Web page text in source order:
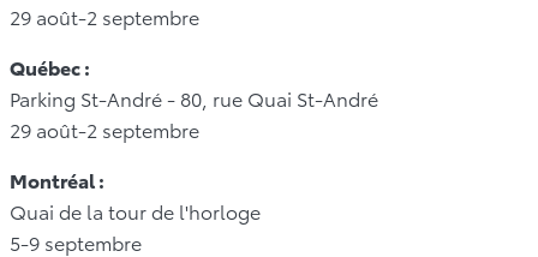
29 août-2 septembre
Québec :
Parking St-André - 80, rue Quai St-André
29 août-2 septembre
Montréal :
Quai de la tour de l'horloge
5-9 septembre